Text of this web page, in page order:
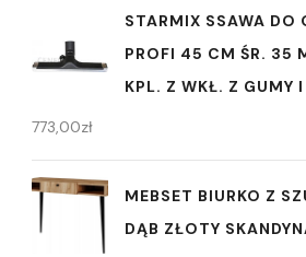
STARMIX SSAWA DO
PROFI 45 CM ŚR. 35
KPL. Z WKŁ. Z GUMY
773,00zł
MEBSET BIURKO Z
DĄB ZŁOTY